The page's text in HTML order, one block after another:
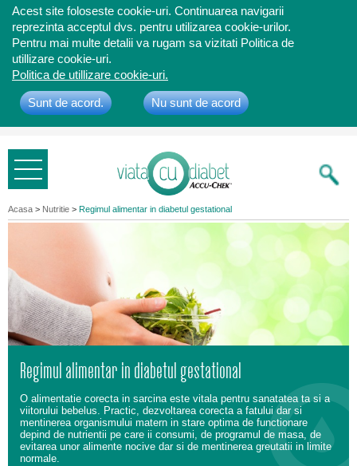
Acest site foloseste cookie-uri. Continuarea navigarii
reprezinta acceptul dvs. pentru utilizarea cookie-urilor.
Pentru mai multe detalii va rugam sa vizitati Politica de
utillizare cookie-uri.
Politica de utillizare cookie-uri.
Sunt de acord. Nu sunt de acord
Bine ati
venit
Acasa > Nutritie > Regimul alimentar in diabetul gestational
Regimul alimentar in diabetul gestational
O alimentatie corecta in sarcina este vitala pentru sanatatea ta si a
viitorului bebelus. Practic, dezvoltarea corecta a fatului dar si
mentinerea organismului matern in stare optima de functionare
depind de nutrientii pe care ii consumi, de programul de masa, de
evitarea unor alimente nocive dar si de mentinerea greutatii in limite
normale.